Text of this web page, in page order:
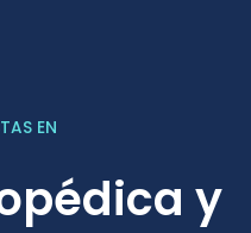
EN
y